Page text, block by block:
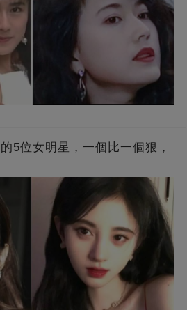
5位女明星，一個比一個狠，